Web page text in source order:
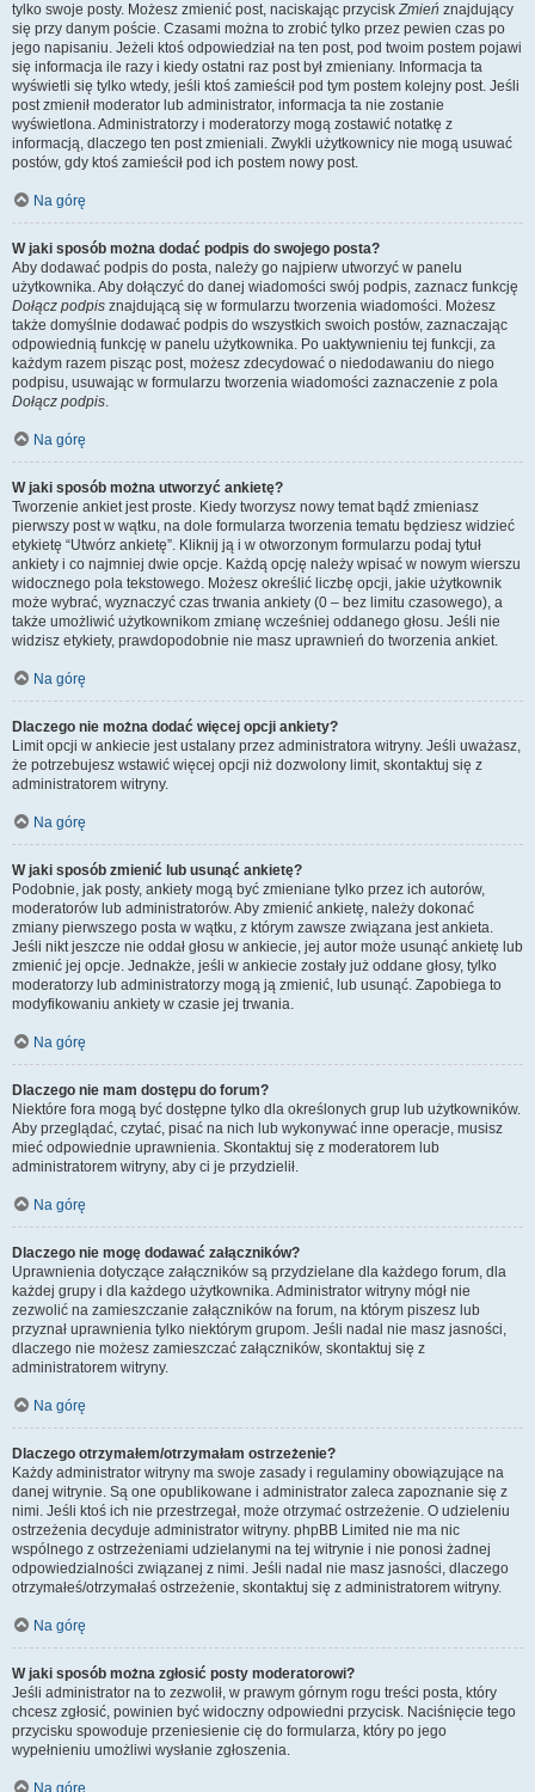
tylko swoje posty. Możesz zmienić post, naciskając przyciskZmień znajdujący
się przy danym poście. Czasami można to zrobić tylko przez pewien czas po
jego napisaniu. Jeżeli ktoś odpowiedział na ten post, pod twoim postem pojawi
się informacja ile razy i kiedy ostatni raz post był zmieniany. Informacja ta
wyświetli się tylko wtedy, jeśli ktoś zamieścił pod tym postem kolejny post. Jeśli
post zmienił moderator lub administrator, informacja ta nie zostanie
wyświetlona. Administratorzy i moderatorzy mogą zostawić notatkę z
informacją, dlaczego ten post zmieniali. Zwykli użytkownicy nie mogą usuwać
postów, gdy ktoś zamieścił pod ich postem nowy post.
Na górę
W jaki sposób można dodać podpis do swojego posta?
Aby dodawać podpis do posta, należy go najpierw utworzyć w panelu
użytkownika. Aby dołączyć do danej wiadomości swój podpis, zaznacz funkcję
Dołącz podpis znajdującą się w formularzu tworzenia wiadomości. Możesz
także domyślnie dodawać podpis do wszystkich swoich postów, zaznaczając
odpowiednią funkcję w panelu użytkownika. Po uaktywnieniu tej funkcji, za
każdym razem pisząc post, możesz zdecydować o niedodawaniu do niego
podpisu, usuwając w formularzu tworzenia wiadomości zaznaczenie z pola
Dołącz podpis.
Na górę
W jaki sposób można utworzyć ankietę?
Tworzenie ankiet jest proste. Kiedy tworzysz nowy temat bądź zmieniasz
pierwszy post w wątku, na dole formularza tworzenia tematu będziesz widzieć
etykietę “Utwórz ankietę”. Kliknij ją i w otworzonym formularzu podaj tytuł
ankiety i co najmniej dwie opcje. Każdą opcję należy wpisać w nowym wierszu
widocznego pola tekstowego. Możesz określić liczbę opcji, jakie użytkownik
może wybrać, wyznaczyć czas trwania ankiety (0 – bez limitu czasowego), a
także umożliwić użytkownikom zmianę wcześniej oddanego głosu. Jeśli nie
widzisz etykiety, prawdopodobnie nie masz uprawnień do tworzenia ankiet.
Na górę
Dlaczego nie można dodać więcej opcji ankiety?
Limit opcji w ankiecie jest ustalany przez administratora witryny. Jeśli uważasz,
że potrzebujesz wstawić więcej opcji niż dozwolony limit, skontaktuj się z
administratorem witryny.
Na górę
W jaki sposób zmienić lub usunąć ankietę?
Podobnie, jak posty, ankiety mogą być zmieniane tylko przez ich autorów,
moderatorów lub administratorów. Aby zmienić ankietę, należy dokonać
zmiany pierwszego posta w wątku, z którym zawsze związana jest ankieta.
Jeśli nikt jeszcze nie oddał głosu w ankiecie, jej autor może usunąć ankietę lub
zmienić jej opcje. Jednakże, jeśli w ankiecie zostały już oddane głosy, tylko
moderatorzy lub administratorzy mogą ją zmienić, lub usunąć. Zapobiega to
modyfikowaniu ankiety w czasie jej trwania.
Na górę
Dlaczego nie mam dostępu do forum?
Niektóre fora mogą być dostępne tylko dla określonych grup lub użytkowników.
Aby przeglądać, czytać, pisać na nich lub wykonywać inne operacje, musisz
mieć odpowiednie uprawnienia. Skontaktuj się z moderatorem lub
administratorem witryny, aby ci je przydzielił.
Na górę
Dlaczego nie mogę dodawać załączników?
Uprawnienia dotyczące załączników są przydzielane dla każdego forum, dla
każdej grupy i dla każdego użytkownika. Administrator witryny mógł nie
zezwolić na zamieszczanie załączników na forum, na którym piszesz lub
przyznał uprawnienia tylko niektórym grupom. Jeśli nadal nie masz jasności,
dlaczego nie możesz zamieszczać załączników, skontaktuj się z
administratorem witryny.
Na górę
Dlaczego otrzymałem/otrzymałam ostrzeżenie?
Każdy administrator witryny ma swoje zasady i regulaminy obowiązujące na
danej witrynie. Są one opublikowane i administrator zaleca zapoznanie się z
nimi. Jeśli ktoś ich nie przestrzegał, może otrzymać ostrzeżenie. O udzieleniu
ostrzeżenia decyduje administrator witryny. phpBB Limited nie ma nic
wspólnego z ostrzeżeniami udzielanymi na tej witrynie i nie ponosi żadnej
odpowiedzialności związanej z nimi. Jeśli nadal nie masz jasności, dlaczego
otrzymałeś/otrzymałaś ostrzeżenie, skontaktuj się z administratorem witryny.
Na górę
W jaki sposób można zgłosić posty moderatorowi?
Jeśli administrator na to zezwolił, w prawym górnym rogu treści posta, który
chcesz zgłosić, powinien być widoczny odpowiedni przycisk. Naciśnięcie tego
przycisku spowoduje przeniesienie cię do formularza, który po jego
wypełnieniu umożliwi wysłanie zgłoszenia.
Na górę